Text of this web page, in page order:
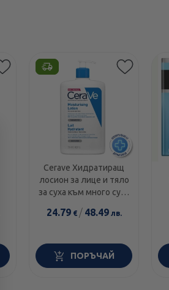
Етикети
Cerave Хидратиращ
лосион за лице и тяло
за суха към много суха
598750
24.79€ / 48.49лв.
ПОРЪЧАЙ